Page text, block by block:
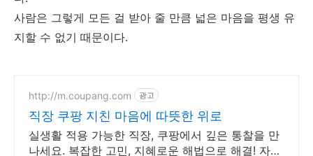
사람은 그렇게 모든 걸 받아 줄 만큼 넓은 마음을 평생 유
지할 수 없기 때문이다.
http://m.coupang.com 광고
직장 쿠팡 지친 마음에 따뜻한 위로
실생활 적용 가능한 직장, 쿠팡에서 깊은 통찰을 만
나세요. 복잡한 고민, 지혜로운 해법으로 해결! 자기